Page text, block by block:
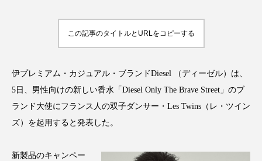
アンチエイジング アンチソリチュード
インナービューティーアワード2025受賞商品
ウェアラブルデバイス
ウェルビーイング
この記事のタイトルとURLをコピーする
伊プレミアム・カジュアル・ブランドDiesel （ディーゼル）は、
5日、男性向けの新しい香水「Diesel Only The Brave Street」のブ
ランド大使にフランス人の双子ダンサー・Les Twins（レ・ツイン
ズ）を起用すると発表した。
新製品のキャンペー